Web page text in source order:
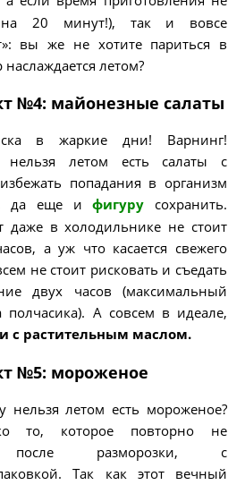
на 20 минут!), так и вовсе
вы же не хотите париться в
летом?
№4: майонезные салаты
в жаркие дни! Варнинг!
нельзя летом есть салаты с
попадания в организм
да еще ифигуру сохранить.
даже в холодильнике не стоит
а уж что касается свежего
не стоит рисковать и съедать
двух часов (максимальный
А совсем в идеале,
с растительным маслом.
№5: мороженое
нельзя летом есть мороженое?
то, которое повторно не
после разморозки, с
Так как этот вечный